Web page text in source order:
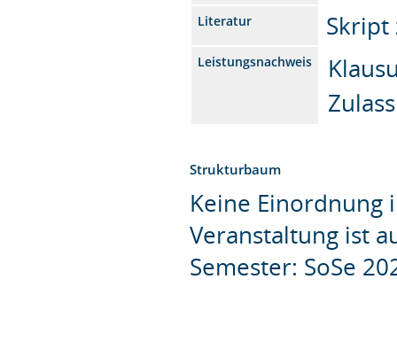
Literatur Skript
Leistungsnachweis
Strukturbaum
Keine Einordnung
Veranstaltung ist
Semester: SoSe